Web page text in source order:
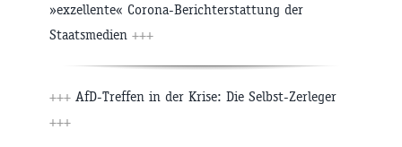
»exzellente« Corona-Berichterstattung der
Staatsmedien +++
+++ AfD-Treffen in der Krise: Die Selbst-Zerleger
+++